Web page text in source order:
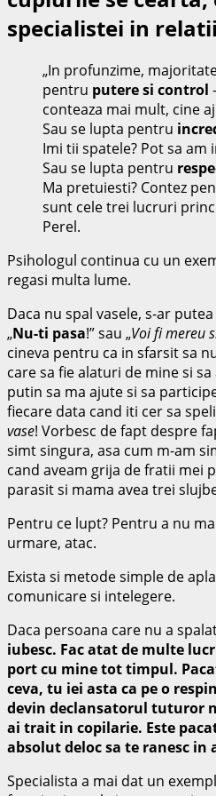
specialistei in
„In profunzime,
pentru putere si control
conteaza mai mult, cine
Sau se lupta pentru
Imi tii spatele? Pot sa am
Sau se lupta pentru
Ma pretuiesti? Contez
sunt cele trei lucruri
Perel.
Psihologul continua cu un
regasi multa lume.
Daca nu spal vasele, s-ar
„Nu-ti pasa!” sau „Voi fi mereu
cineva pentru ca in sfarsit sa
care sa fie alaturi de mine si
putin sa ma ajute si sa
fiecare data cand iti cer sa
vase! Vorbesc de fapt despre
simt singura, asa cum m-am
cand aveam grija de fratii mei
parasit si mama avea trei
Pentru ce lupt? Pentru a nu
urmare, atac.
Exista si metode simple de
comunicare si intelegere.
Daca persoana care nu a
iubesc. Fac atat de multe
port cu mine tot timpul.
ceva, tu iei asta ca pe o
devin declansatorul tuturor
ai trait in copilarie. Este
absolut deloc sa te ranesc in
Specialista a mai dat un